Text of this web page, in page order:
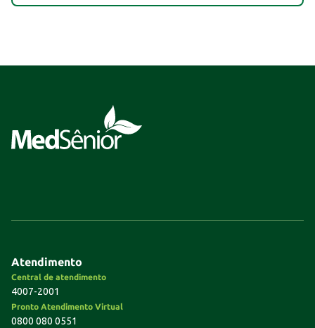
Atendimento
Central de atendimento
4007-2001
Pronto Atendimento Virtual
0800 080 0551